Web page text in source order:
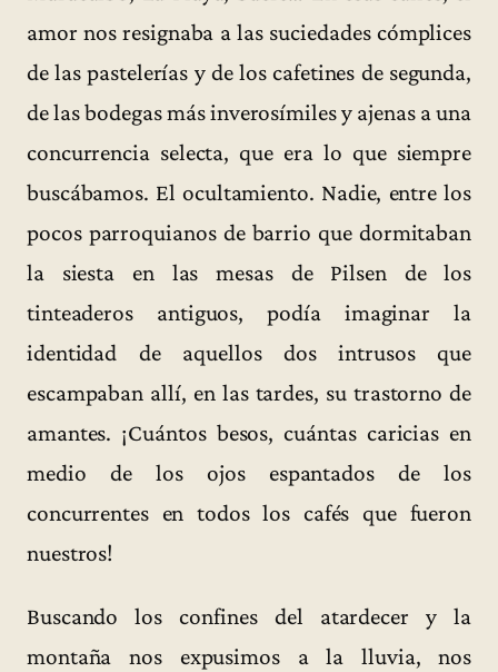
amor nos resignaba a las suciedades cómplices
de las pastelerías y de los cafetines de segunda,
de las bodegas más inverosímiles y ajenas a una
concurrencia selecta, que era lo que siempre
buscábamos. El ocultamiento. Nadie, entre los
pocos parroquianos de barrio que dormitaban
la siesta en las mesas de Pilsen de los
tinteaderos antiguos, podía imaginar la
identidad de aquellos dos intrusos que
escampaban allí, en las tardes, su trastorno de
amantes. ¡Cuántos besos, cuántas caricias en
medio de los ojos espantados de los
concurrentes en todos los cafés que fueron
nuestros!
Buscando los confines del atardecer y la
montaña nos expusimos a la lluvia, nos